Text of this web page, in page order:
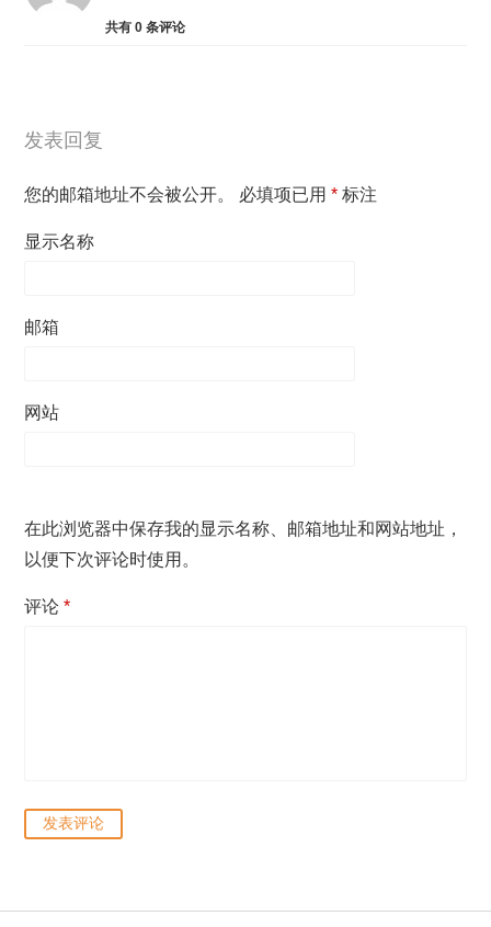
共有0 条评论
发表回复
您的邮箱地址不会被公开。 必填项已用* 标注
显示名称
邮箱
网站
在此浏览器中保存我的显示名称、邮箱地址和网站地址，
以便下次评论时使用。
评论*